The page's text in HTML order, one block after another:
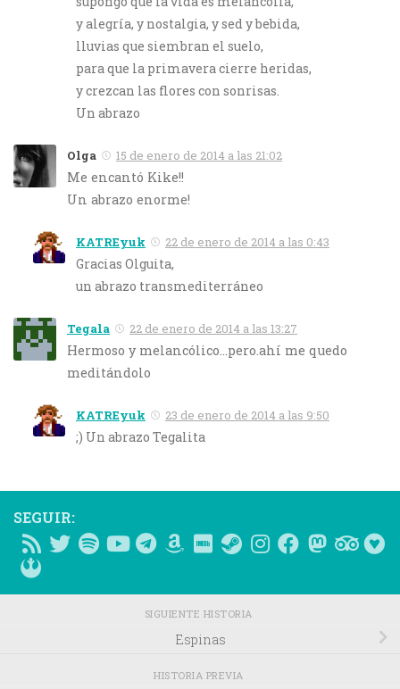
y alegría, y nostalgia, y sed y bebida,
lluvias que siembran el suelo,
para que la primavera cierre heridas,
y crezcan las flores con sonrisas.
Un abrazo
Olga 15 de enero de 2014 a las 21:02
Me encantó Kike!!
Un abrazo enorme!
KATREyuk 22 de enero de 2014 a las 0:43
Gracias Olguita,
un abrazo transmediterráneo
Tegala 22 de enero de 2014 a las 13:27
Hermoso y melancólico…pero.ahí me quedo
meditándolo
KATREyuk 23 de enero de 2014 a las 9:50
;) Un abrazo Tegalita
SEGUIR:
SIGUIENTE HISTORIA
Espinas
HISTORIA PREVIA